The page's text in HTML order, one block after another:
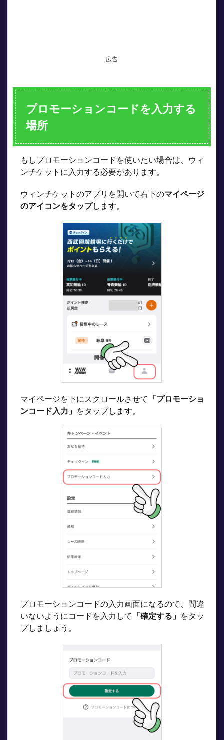
広告
プロモーションコードを入力する
場所
もしプロモーションコードを使いたい場合は、ウィ
ンチケットに入力する必要があります。
ウィンチケットのアプリを開いて右下のマイページ
のアイコンをタップします。
マイページを下にスクロールさせて 「プロモーショ
ンコード入力」 をタップします。
プロモーションコードの入力画面になるので、間違
いないようにコードを入力して 「確定する」 をタッ
プしましょう。